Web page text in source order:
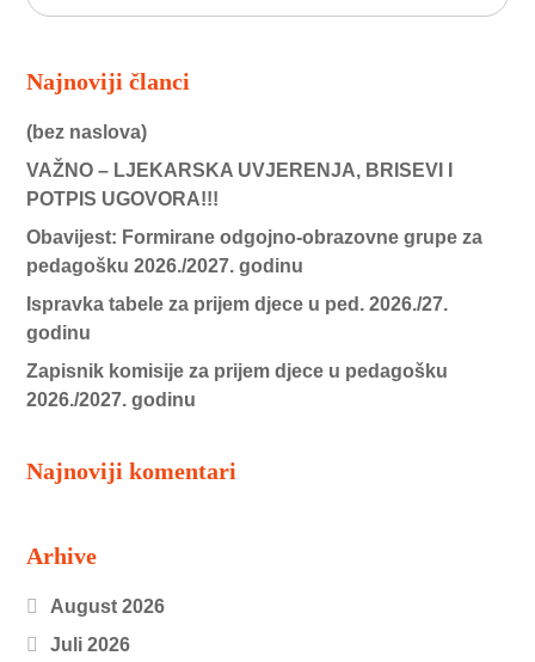
Najnoviji članci
(bez naslova)
VAŽNO – LJEKARSKA UVJERENJA, BRISEVI I
POTPIS UGOVORA!!!
Obavijest: Formirane odgojno-obrazovne grupe za
pedagošku 2026./2027. godinu
Ispravka tabele za prijem djece u ped. 2026./27.
godinu
Zapisnik komisije za prijem djece u pedagošku
2026./2027. godinu
Najnoviji komentari
Arhive
August 2026
Juli 2026